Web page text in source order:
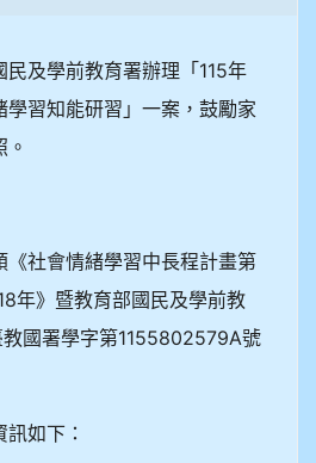
及學前教育署辦理「115年
學習知能研習」一案，鼓勵家
《社會情緒學習中長程計畫第
年》暨教育部國民及學前教
國署學字第1155802579A號
如下：